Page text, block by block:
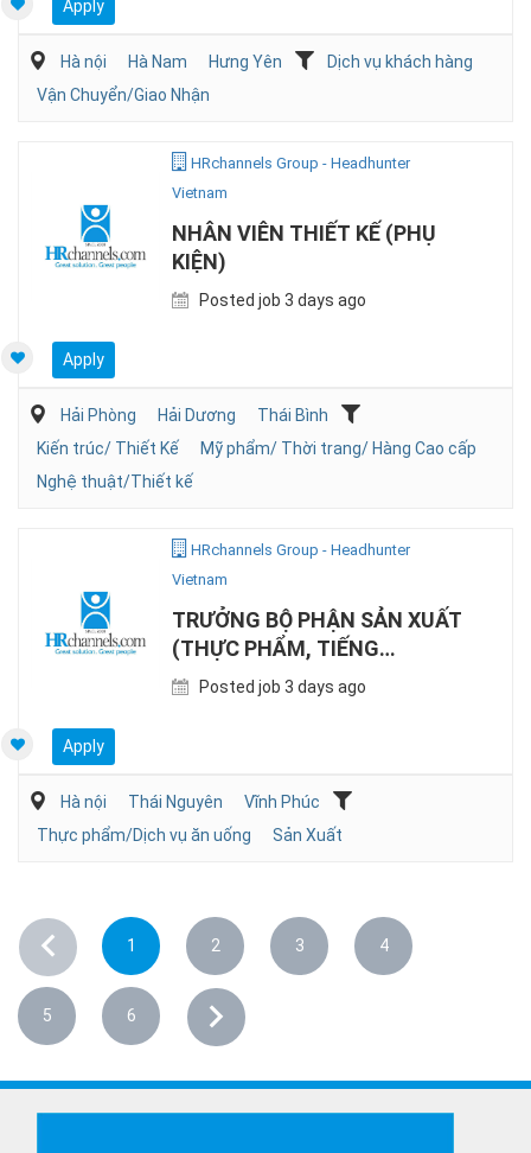
Apply
Hà nội Hà Nam Hưng Yên
Dịch vụ khách hàng
Vận Chuyển/Giao Nhận
HRchannels Group - Headhunter
Vietnam
NHÂN VIÊN THIẾT KẾ (PHỤ
KIỆN)
Posted job 3 days ago
Apply
Hải Phòng Hải Dương
Thái Bình
Kiến trúc/ Thiết Kế
Mỹ phẩm/ Thời trang/ Hàng Cao cấp
Nghệ thuật/Thiết kế
HRchannels Group - Headhunter
Vietnam
TRƯỞNG BỘ PHẬN SẢN XUẤT
(THỰC PHẨM, TIẾNG
ANH/NHẬT)
Posted job 3 days ago
Apply
Hà nội Thái Nguyên
Vĩnh Phúc
Thực phẩm/Dịch vụ ăn uống
Sản Xuất
1 2 3 4
5 6